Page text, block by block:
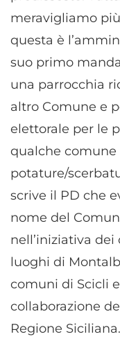
meravigliamo
questa è
suo primo
una parrocchia
altro Comune e
elettorale per le
qualche
potature/
scrive il PD che
nome del
nell’iniziativa
luoghi di
comuni di Scicli
collaborazione
Regione Siciliana.